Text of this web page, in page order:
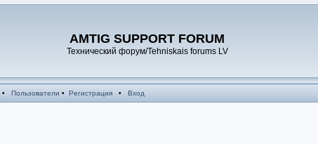
AMTIG SUPPORT FORUM
Технический форум/Tehniskais forums LV
• Пользователи • Регистрация • Вход